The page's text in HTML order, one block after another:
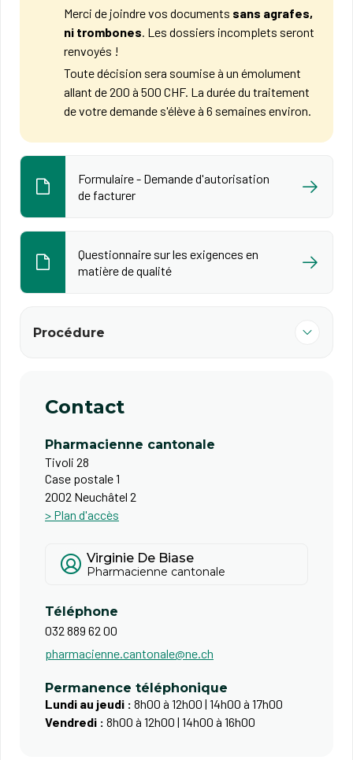
Merci de joindre vos documents sans agrafes,
ni trombones. Les dossiers incomplets seront
renvoyés !​
Toute décision sera soumise à un émolument
allant de 200 à 5​00 CHF. La durée du traitement
de votre demande s'élève à 6 semaines environ.
Formulaire - Demande d'autorisation
de facturer
Questionnaire sur les exigences en
matière de qualité
Procédure
Contact
Pharmacienne cantonale
Tivoli 28
Case postale 1
2002 Neuchâtel 2
> Plan d'accès
Virginie De Biase
Pharmacienne cantonale
Téléphone
032 889 62 00
pharmacienne.cantonale@ne.ch
Permanence téléphonique
Lundi au jeudi : 8h00 à 12h00 | 14h00 à 17h00
Vendredi : 8h00 à 12h00 | 14h00 à 16h00